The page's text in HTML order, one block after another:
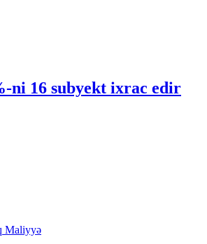
ni 16 subyekt ixrac edir
Maliyyə